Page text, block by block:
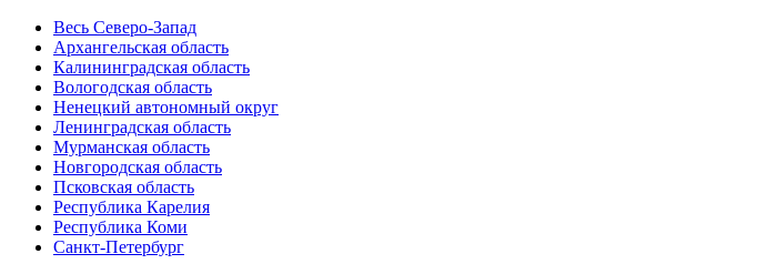
Весь Северо-Запад
Архангельская область
Калининградская область
Вологодская область
Ненецкий автономный округ
Ленинградская область
Мурманская область
Новгородская область
Псковская область
Республика Карелия
Республика Коми
Санкт-Петербург